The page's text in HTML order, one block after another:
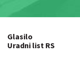
Glasilo
Uradni list RS